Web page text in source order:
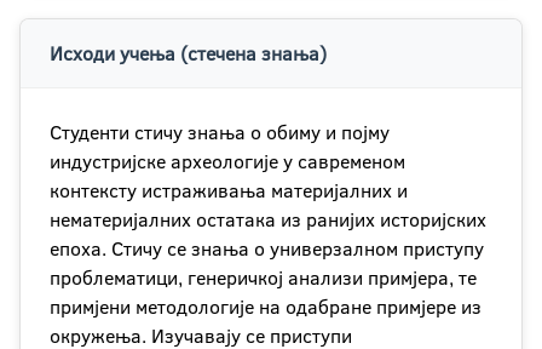
Исходи учења (стечена знања)
Студенти стичу знања о обиму и појму
индустријске археологије у савременом
контексту истраживања материјалних и
нематеријалних остатака из ранијих историјских
епоха. Стичу се знања о универзалном приступу
проблематици, генеричкој анализи примјера, те
примјени методологије на одабране примјере из
окружења. Изучавају се приступи